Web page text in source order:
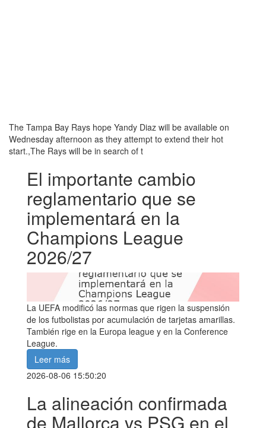
The Tampa Bay Rays hope Yandy Diaz will be available on
Wednesday afternoon as they attempt to extend their hot
start.,The Rays will be in search of t
El importante cambio
reglamentario que se
implementará en la
Champions League
2026/27
La UEFA modificó las normas que rigen la suspensión
de los futbolistas por acumulación de tarjetas amarillas.
También rige en la Europa league y en la Conference
League.
Leer más
2026-08-06 15:50:20
La alineación confirmada
de Mallorca vs PSG en el